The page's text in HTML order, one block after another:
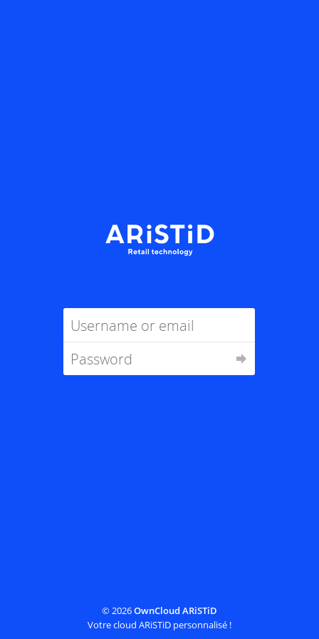
© 2026OwnCloud ARiSTiD
Votre cloud ARiSTiD personnalisé !